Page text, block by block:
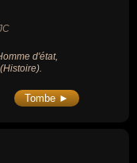
d'état,
Tombe ►